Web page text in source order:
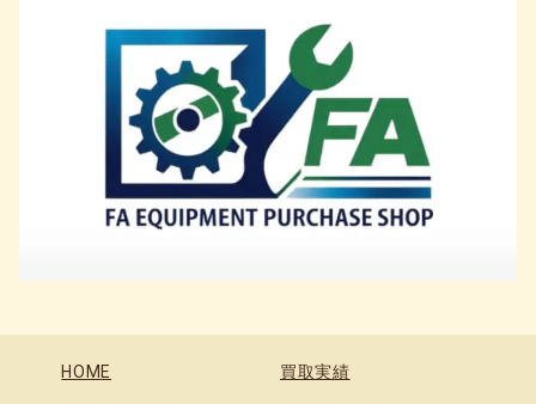
HOME 買取実績